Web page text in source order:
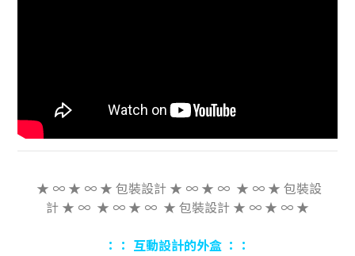
★ ∞ ★ ∞ ★ 包裝設計 ★ ∞ ★ ∞ ★ ∞ ★ 包裝設
計 ★ ∞ ★ ∞ ★ ∞ ★ 包裝設計 ★ ∞ ★ ∞ ★
：： 互動設計的外盒 ：：